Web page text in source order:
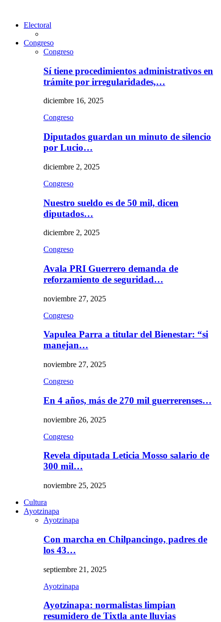
Electoral
Congreso
Congreso
Sí tiene procedimientos administrativos en
trámite por irregularidades,…
diciembre 16, 2025
Congreso
Diputados guardan un minuto de silencio
por Lucio…
diciembre 2, 2025
Congreso
Nuestro sueldo es de 50 mil, dicen
diputados…
diciembre 2, 2025
Congreso
Avala PRI Guerrero demanda de
reforzamiento de seguridad…
noviembre 27, 2025
Congreso
Vapulea Parra a titular del Bienestar: “si
manejan…
noviembre 27, 2025
Congreso
En 4 años, más de 270 mil guerrerenses…
noviembre 26, 2025
Congreso
Revela diputada Leticia Mosso salario de
300 mil…
noviembre 25, 2025
Cultura
Ayotzinapa
Ayotzinapa
Con marcha en Chilpancingo, padres de
los 43…
septiembre 21, 2025
Ayotzinapa
Ayotzinapa: normalistas limpian
resumidero de Tixtla ante lluvias